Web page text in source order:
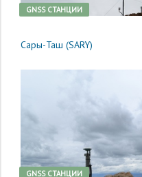
GNSS CТАНЦИИ
Сары-Таш (SARY)
GNSS CТАНЦИИ